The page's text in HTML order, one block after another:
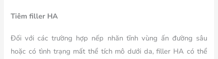
Tiêm filler HA
Đối với các trường hợp nếp nhăn tĩnh vùng ấn đường sâu
hoặc có tình trạng mất thể tích mô dưới da, filler HA có thể